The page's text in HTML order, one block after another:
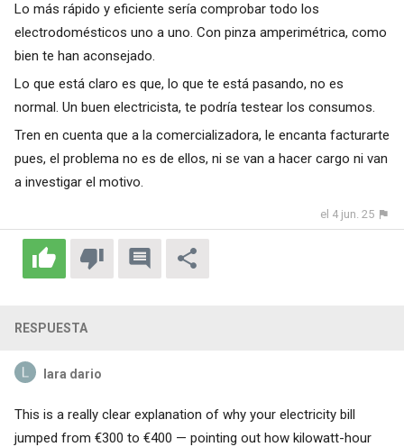
Lo más rápido y eficiente sería comprobar todo los
electrodomésticos uno a uno. Con pinza amperimétrica, como
bien te han aconsejado.
Lo que está claro es que, lo que te está pasando, no es
normal. Un buen electricista, te podría testear los consumos.
Tren en cuenta que a la comercializadora, le encanta facturarte
pues, el problema no es de ellos, ni se van a hacer cargo ni van
a investigar el motivo.
el 4 jun. 25
RESPUESTA
lara dario
This is a really clear explanation of why your electricity bill
jumped from €300 to €400 — pointing out how kilowatt-hour